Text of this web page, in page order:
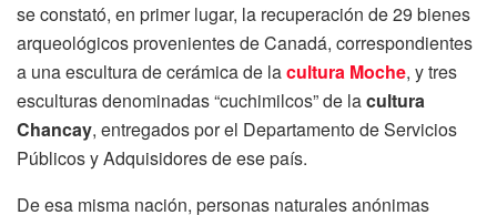
se constató, en primer lugar, la recuperación de 29 bienes
arqueológicos provenientes de Canadá, correspondientes
a una escultura de cerámica de lacultura Moche, y tres
esculturas denominadas “cuchimilcos” de lacultura
Chancay, entregados por el Departamento de Servicios
Públicos y Adquisidores de ese país.
De esa misma nación, personas naturales anónimas